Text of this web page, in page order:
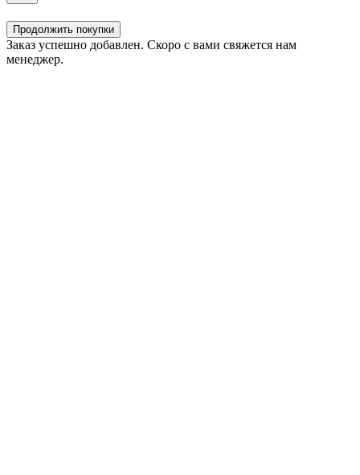
Продолжить покупки
Заказ успешно добавлен. Скоро с вами свяжется нам
менеджер.